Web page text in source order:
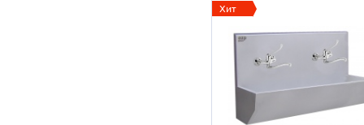
Хит